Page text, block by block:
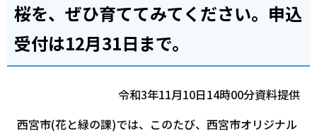
桜を、ぜひ育ててみてください。申込
受付は12月31日まで。
令和3年11月10日14時00分資料提供
西宮市(花と緑の課)では、このたび、西宮市オリジナル